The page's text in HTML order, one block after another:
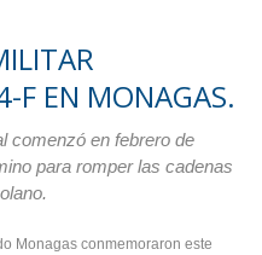
F EN MONAGAS.
comenzó en febrero de
para romper las cadenas
Monagas conmemoraron este